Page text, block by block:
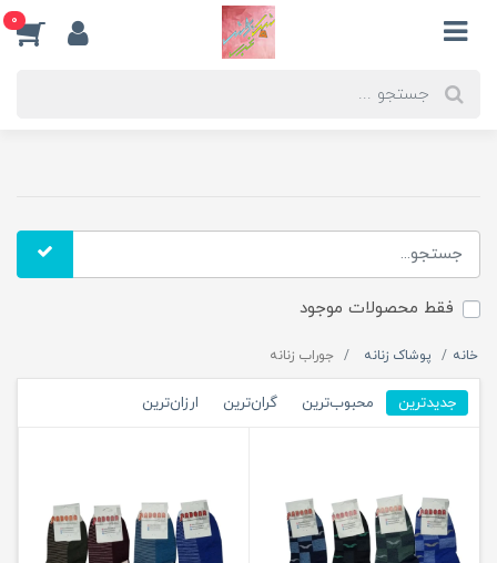
0
فقط محصولات موجود
خانه پوشاک زنانه جوراب زنانه
جدیدترین محبوب‌ترین گران‌ترین ارزان‌ترین